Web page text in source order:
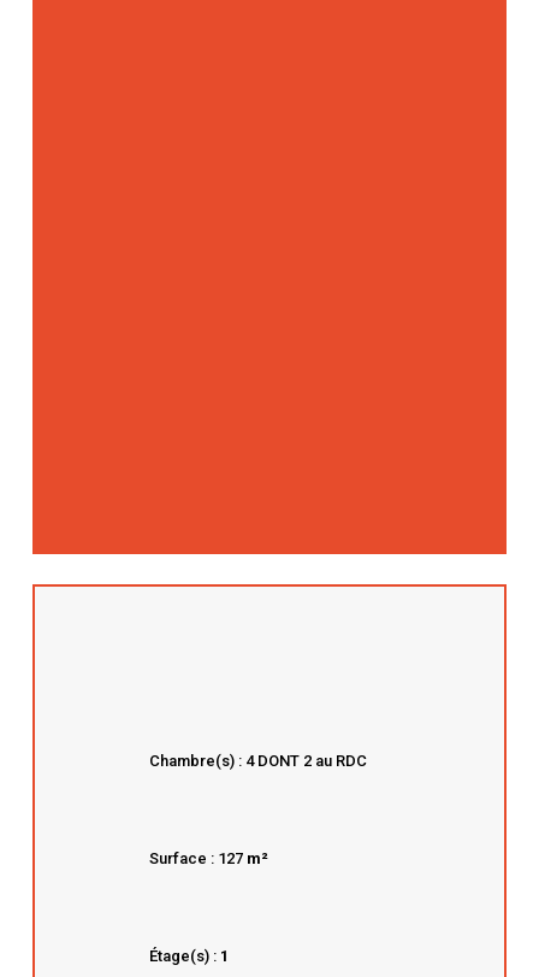
Chambre(s) : 4 DONT 2 au RDC
Surface : 127 m²
Étage(s) : 1